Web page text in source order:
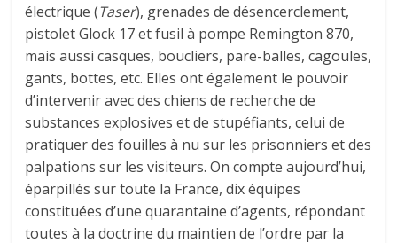
électrique (Taser), grenades de désencerclement,
pistolet Glock 17 et fusil à pompe Remington 870,
mais aussi casques, boucliers, pare-balles, cagoules,
gants, bottes, etc. Elles ont également le pouvoir
d’intervenir avec des chiens de recherche de
substances explosives et de stupéfiants, celui de
pratiquer des fouilles à nu sur les prisonniers et des
palpations sur les visiteurs. On compte aujourd’hui,
éparpillés sur toute la France, dix équipes
constituées d’une quarantaine d’agents, répondant
toutes à la doctrine du maintien de l’ordre par la